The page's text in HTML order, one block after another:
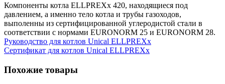
Компоненты котла ELLPREXx 420, находящиеся под
давлением, а именно тело котла и трубы газоходов,
выполенны из сертифицированной углеродистой стали в
соответствии с нормами EURONORM 25 и EURONORM 28.
Руководство для котлов Unical ELLPREXx
Сертификат для котлов Unical ELLPREXx
Похожие товары